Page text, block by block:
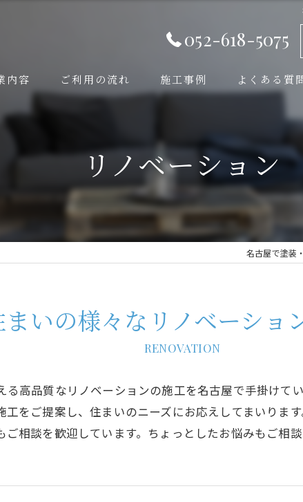
052-618-5075
内容 ご利用の流れ 施工事例 よくある質
リノベーション
名古屋で塗装
まいの様々なリノベーショ
RENOVATION
高品質なリノベーションの施工を名古屋で手掛けて
をご提案し、住まいのニーズにお応えしてまいりま
相談を歓迎しています。ちょっとしたお悩みもご相